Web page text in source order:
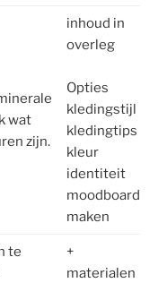
wat
zijn.
inhoud in
overleg
Opties
kledingstijl
kledingtips
kleur
identiteit
moodboard
maken
te
+
materialen